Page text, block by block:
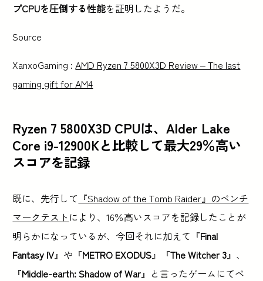
プCPUを圧倒する性能を証明したようだ。
Source
XanxoGaming :AMD Ryzen 7 5800X3D Review – The last
gaming gift for AM4
Ryzen 7 5800X3D CPUは、Alder Lake
Core i9-12900Kと比較して最大29％高い
スコアを記録
既に、先行して 『Shadow of the Tomb Raider』のベンチ
マークテスト により、16％高いスコアを記録したことが
明らかになっているが、今回それに加えて『Final
Fantasy IV』や『METRO EXODUS』『The Witcher 3』、
『Middle-earth: Shadow of War』と言ったゲームにてベ